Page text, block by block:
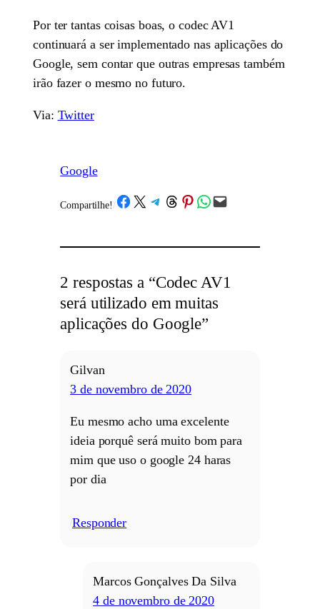
Por ter tantas coisas boas, o codec AV1
continuará a ser implementado nas aplicações do
Google, sem contar que outras empresas também
irão fazer o mesmo no futuro.
Via: Twitter
Google
Compartilhe! /Share on Facebook
Share on X Share on Telegram
Share on Threads
Share on Pinterest
Share on WhatsApp
Email this Page
2 respostas a “Codec AV1
será utilizado em muitas
aplicações do Google”
Gilvan
3 de novembro de 2020
Eu mesmo acho uma excelente
ideia porquê será muito bom para
mim que uso o google 24 haras
por dia
Responder
Marcos Gonçalves Da Silva
4 de novembro de 2020